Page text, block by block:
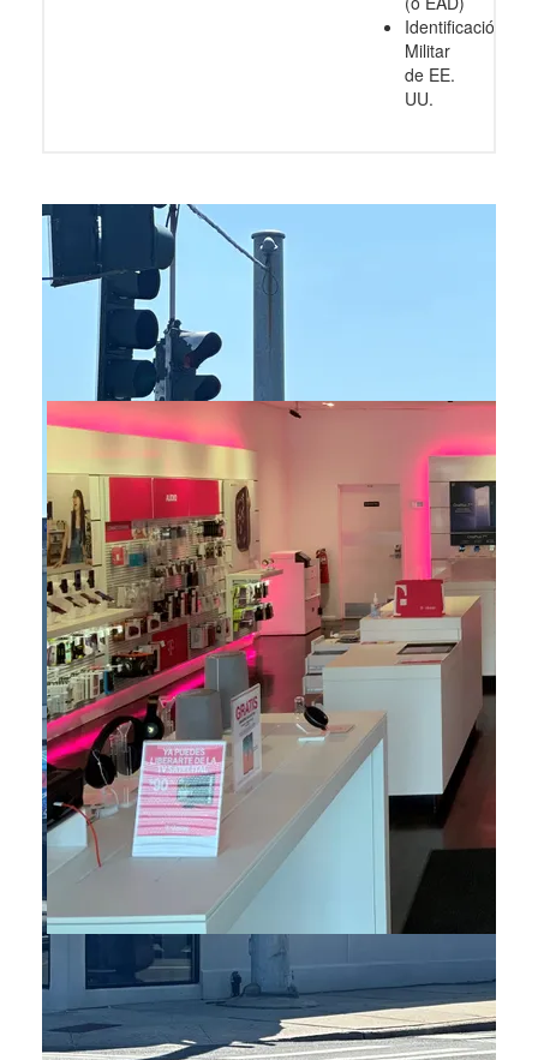
Identificación
Militar
de EE.
UU.